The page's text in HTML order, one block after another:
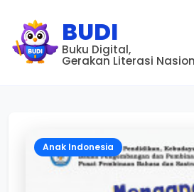
BUDI
Buku Digital,
Gerakan Literasi
Anak Indonesia